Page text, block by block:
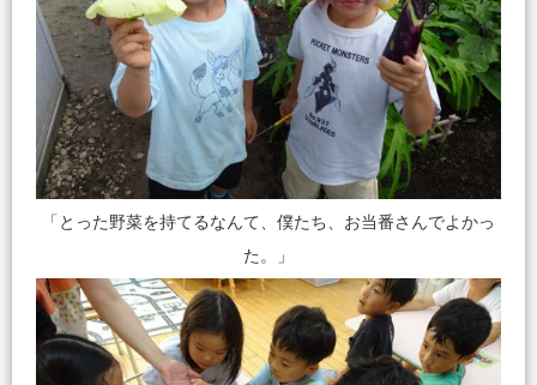
「とった野菜を持てるなんて、僕たち、お当番さんでよかっ
た。」